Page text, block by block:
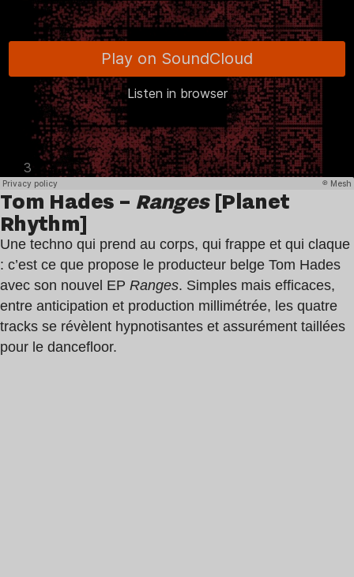
Tom Hades – Ranges[Planet
Rhythm]
Une techno qui prend au corps, qui frappe et qui claque
: c’est ce que propose le producteur belge Tom Hades
avec son nouvel EP Ranges. Simples mais efficaces,
entre anticipation et production millimétrée, les quatre
tracks se révèlent hypnotisantes et assurément taillées
pour le dancefloor.